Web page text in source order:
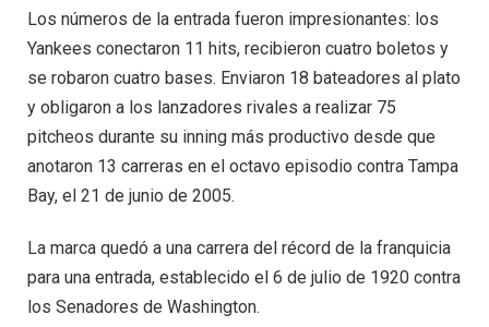
Los números de la entrada fueron impresionantes: los
Yankees conectaron 11 hits, recibieron cuatro boletos y
se robaron cuatro bases. Enviaron 18 bateadores al plato
y obligaron a los lanzadores rivales a realizar 75
pitcheos durante su inning más productivo desde que
anotaron 13 carreras en el octavo episodio contra Tampa
Bay, el 21 de junio de 2005.
La marca quedó a una carrera del récord de la franquicia
para una entrada, establecido el 6 de julio de 1920 contra
los Senadores de Washington.